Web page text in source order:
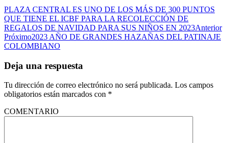
PLAZA CENTRAL ES UNO DE LOS MÁS DE 300 PUNTOS
QUE TIENE EL ICBF PARA LA RECOLECCIÓN DE
REGALOS DE NAVIDAD PARA SUS NIÑOS EN 2023Anterior
Próximo2023 AÑO DE GRANDES HAZAÑAS DEL PATINAJE
COLOMBIANO
Deja una respuesta
Tu dirección de correo electrónico no será publicada. Los campos
obligatorios están marcados con *
COMENTARIO